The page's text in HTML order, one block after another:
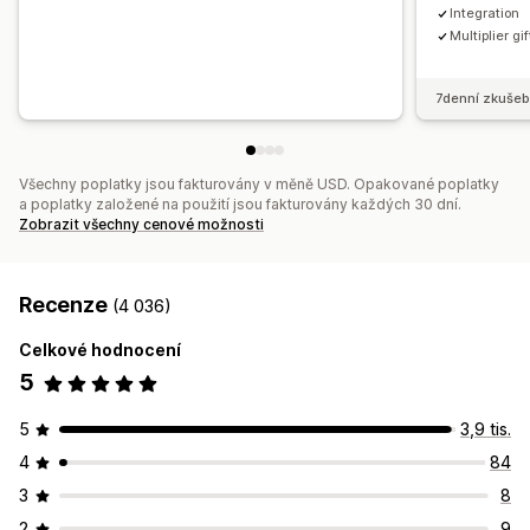
Integration
Multiplier
7denní
Všechny poplatky jsou fakturovány v měně USD. Opakované poplatky
a poplatky založené na použití jsou fakturovány každých 30 dní.
Zobrazit všechny cenové možnosti
Recenze (4 036)
Celkové hodnocení
5
5
3,9 tis.
4
84
3
8